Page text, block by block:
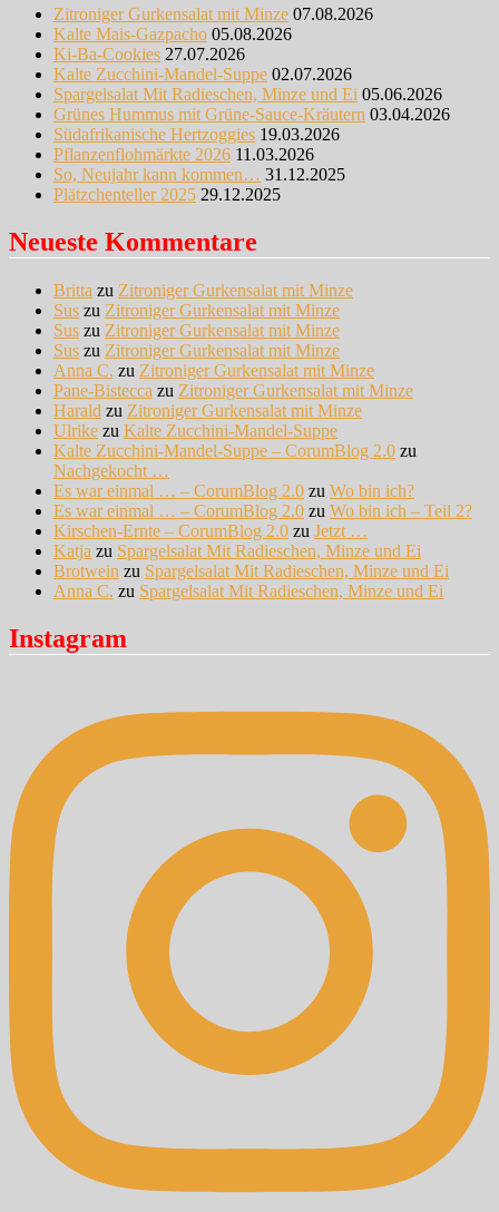
Zitroniger Gurkensalat mit Minze 07.08.2026
Kalte Mais-Gazpacho 05.08.2026
Ki-Ba-Cookies 27.07.2026
Kalte Zucchini-Mandel-Suppe 02.07.2026
Spargelsalat Mit Radieschen, Minze und Ei 05.06.2026
Grünes Hummus mit Grüne-Sauce-Kräutern 03.04.2026
Südafrikanische Hertzoggies 19.03.2026
Pflanzenflohmärkte 2026 11.03.2026
So, Neujahr kann kommen… 31.12.2025
Plätzchenteller 2025 29.12.2025
Neueste Kommentare
Britta zu Zitroniger Gurkensalat mit Minze
Sus zu Zitroniger Gurkensalat mit Minze
Sus zu Zitroniger Gurkensalat mit Minze
Sus zu Zitroniger Gurkensalat mit Minze
Anna C. zu Zitroniger Gurkensalat mit Minze
Pane-Bistecca zu Zitroniger Gurkensalat mit Minze
Harald zu Zitroniger Gurkensalat mit Minze
Ulrike zu Kalte Zucchini-Mandel-Suppe
Kalte Zucchini-Mandel-Suppe – CorumBlog 2.0 zu
Nachgekocht …
Es war einmal … – CorumBlog 2.0 zu Wo bin ich?
Es war einmal … – CorumBlog 2.0 zu Wo bin ich – Teil 2?
Kirschen-Ernte – CorumBlog 2.0 zu Jetzt …
Katja zu Spargelsalat Mit Radieschen, Minze und Ei
Brotwein zu Spargelsalat Mit Radieschen, Minze und Ei
Anna C. zu Spargelsalat Mit Radieschen, Minze und Ei
Instagram